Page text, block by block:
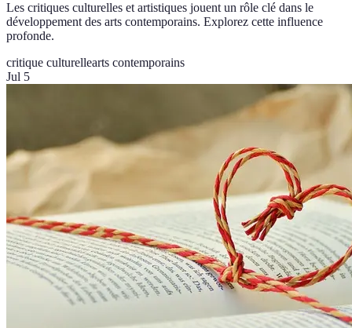
Les critiques culturelles et artistiques jouent un rôle clé dans le
développement des arts contemporains. Explorez cette influence
profonde.
critique culturellearts contemporains
Jul 5